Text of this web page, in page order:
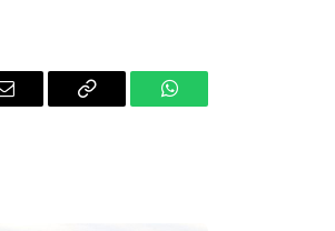
Email
Copy
WhatsApp